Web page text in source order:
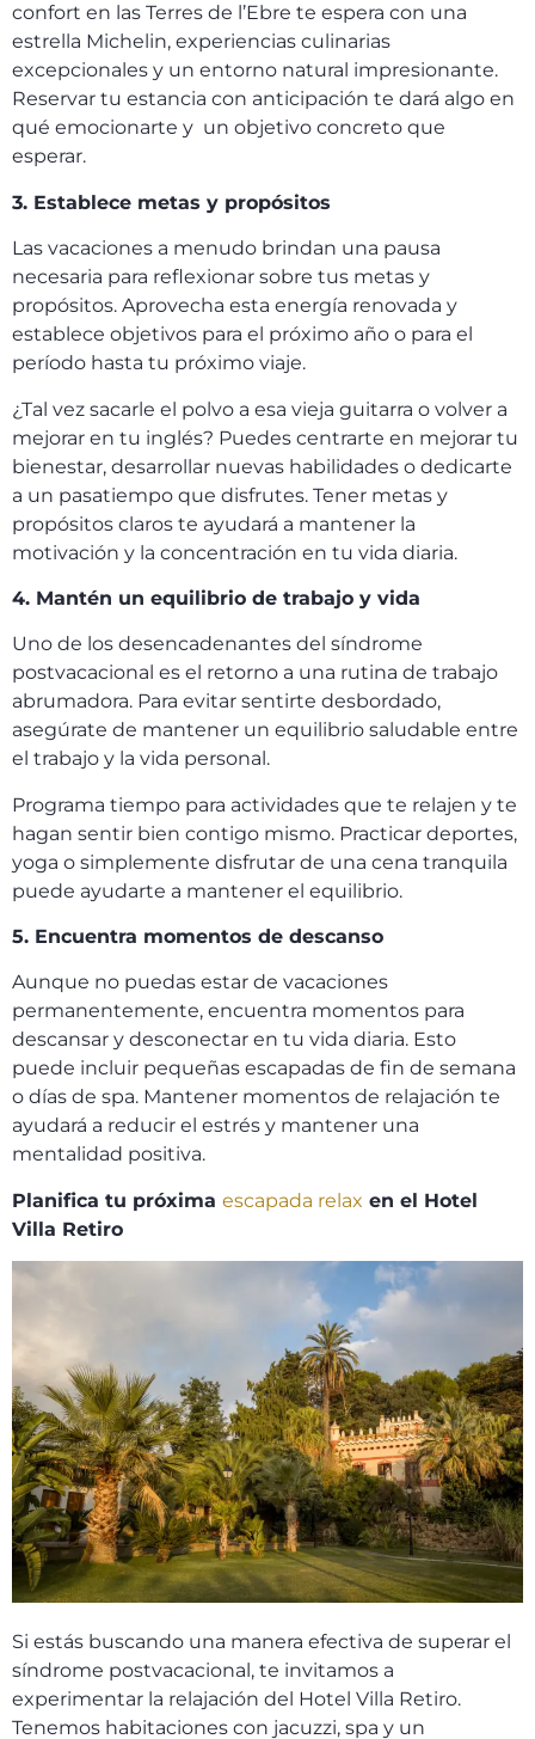
confort en las Terres de l’Ebre te espera con una
estrella Michelin, experiencias culinarias
excepcionales y un entorno natural impresionante.
Reservar tu estancia con anticipación te dará algo en
qué emocionarte y un objetivo concreto que
esperar.
3. Establece metas y propósitos
Las vacaciones a menudo brindan una pausa
necesaria para reflexionar sobre tus metas y
propósitos. Aprovecha esta energía renovada y
establece objetivos para el próximo año o para el
período hasta tu próximo viaje.
¿Tal vez sacarle el polvo a esa vieja guitarra o volver a
mejorar en tu inglés? Puedes centrarte en mejorar tu
bienestar, desarrollar nuevas habilidades o dedicarte
a un pasatiempo que disfrutes. Tener metas y
propósitos claros te ayudará a mantener la
motivación y la concentración en tu vida diaria.
4. Mantén un equilibrio de trabajo y vida
Uno de los desencadenantes del síndrome
postvacacional es el retorno a una rutina de trabajo
abrumadora. Para evitar sentirte desbordado,
asegúrate de mantener un equilibrio saludable entre
el trabajo y la vida personal.
Programa tiempo para actividades que te relajen y te
hagan sentir bien contigo mismo. Practicar deportes,
yoga o simplemente disfrutar de una cena tranquila
puede ayudarte a mantener el equilibrio.
5. Encuentra momentos de descanso
Aunque no puedas estar de vacaciones
permanentemente, encuentra momentos para
descansar y desconectar en tu vida diaria. Esto
puede incluir pequeñas escapadas de fin de semana
o días de spa. Mantener momentos de relajación te
ayudará a reducir el estrés y mantener una
mentalidad positiva.
Planifica tu próxima escapada relax en el Hotel
Villa Retiro
Si estás buscando una manera efectiva de superar el
síndrome postvacacional, te invitamos a
experimentar la relajación del Hotel Villa Retiro.
Tenemos habitaciones con jacuzzi, spa y un